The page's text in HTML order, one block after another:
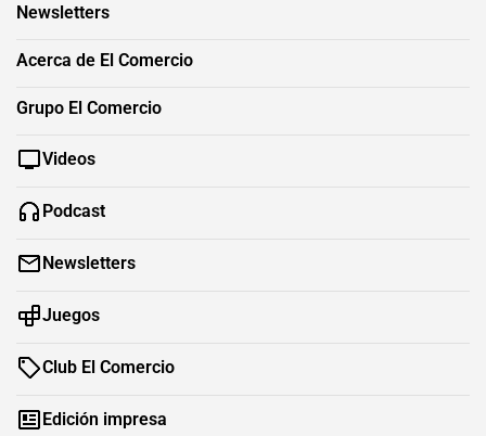
Newsletters
Acerca de El Comercio
Grupo El Comercio
Videos
Podcast
Newsletters
Juegos
Club El Comercio
Edición impresa